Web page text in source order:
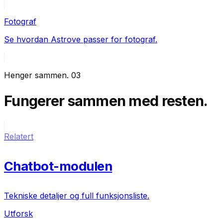
Fotograf
Se hvordan Astrove passer for fotograf.
Henger sammen. 03
Fungerer sammen med resten.
Relatert
Chatbot-modulen
Tekniske detaljer og full funksjonsliste.
Utforsk